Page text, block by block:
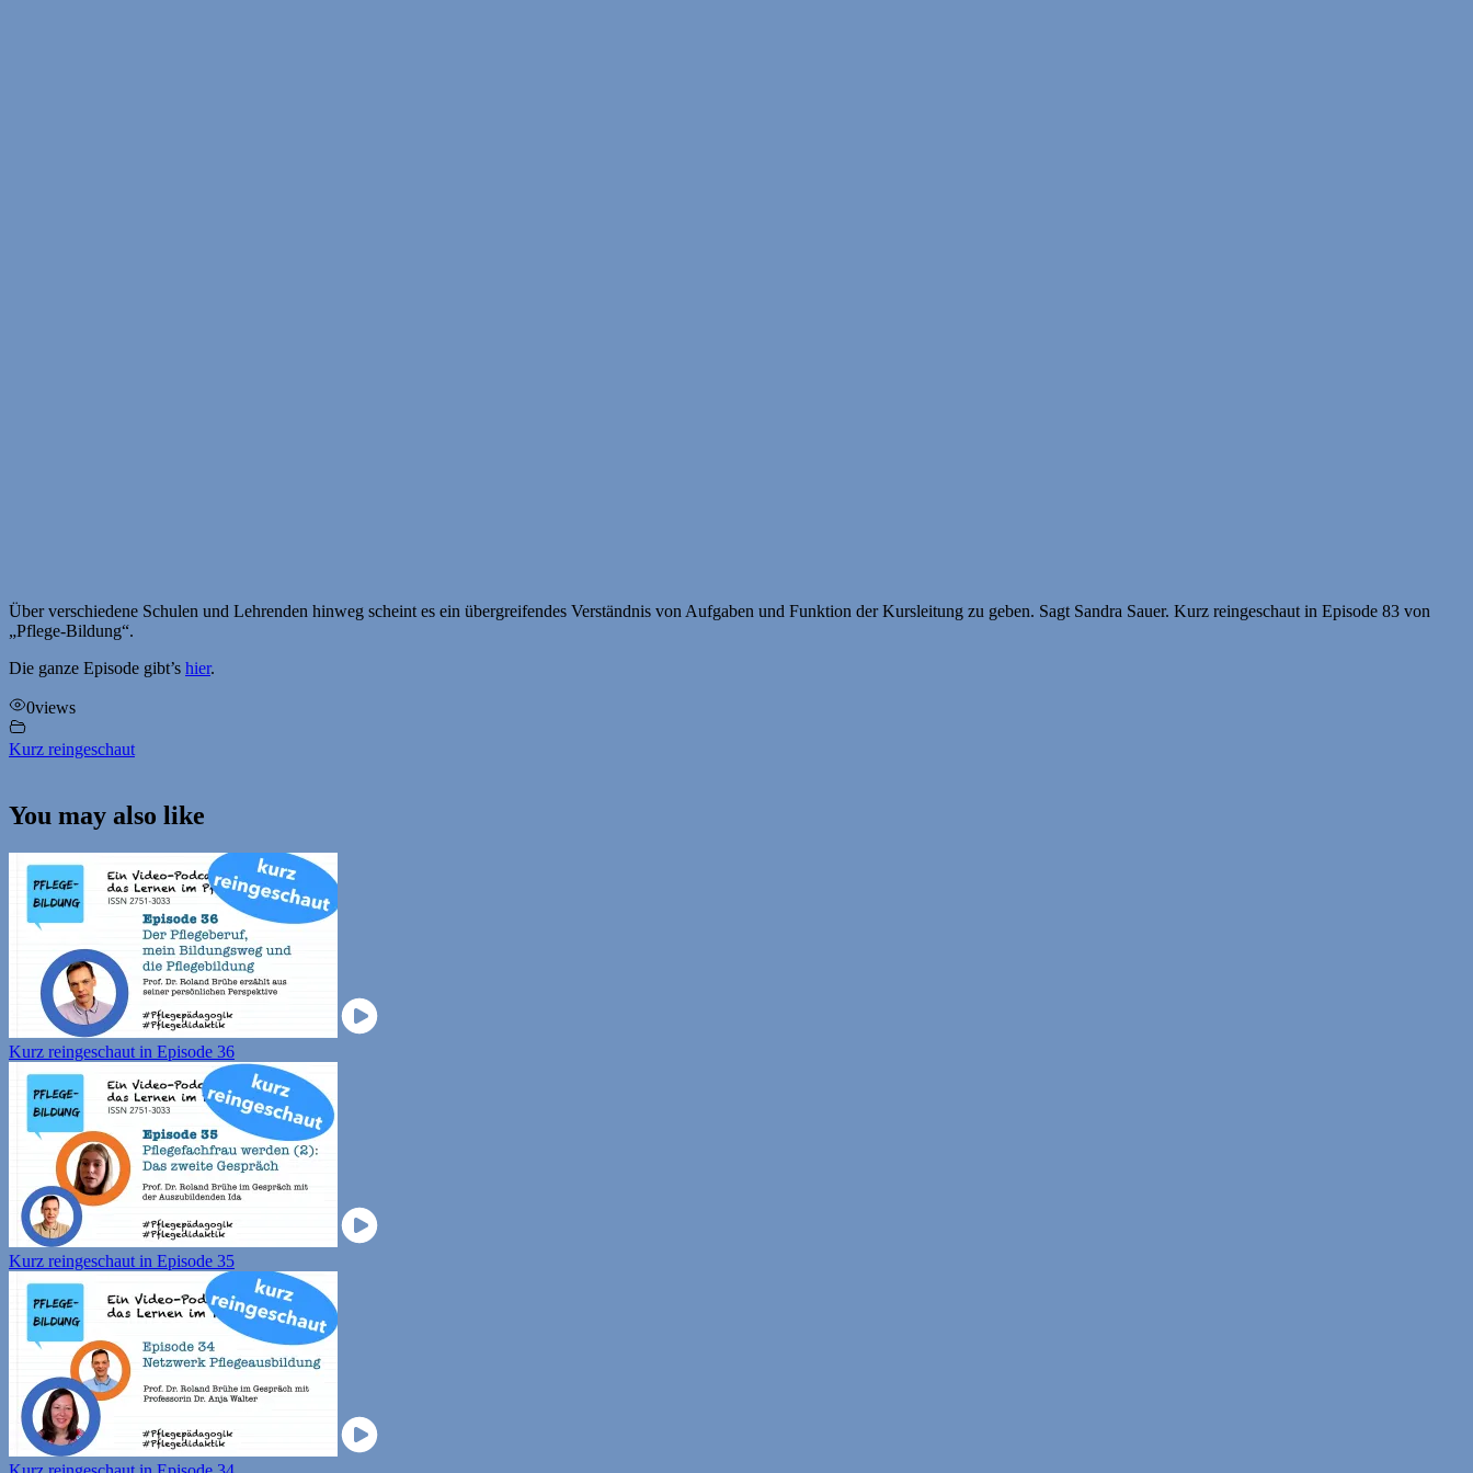
Über verschiedene Schulen und Lehrenden hinweg scheint es ein übergreifendes Verständnis von Aufgaben und Funktion der Kursleitung zu geben. Sagt Sandra Sauer. Kurz reingeschaut in Episode 83 von
„Pflege-Bildung“.
Die ganze Episode gibt’s hier.
0views
Kurz reingeschaut
You may also like
Kurz reingeschaut in Episode 36
Kurz reingeschaut in Episode 35